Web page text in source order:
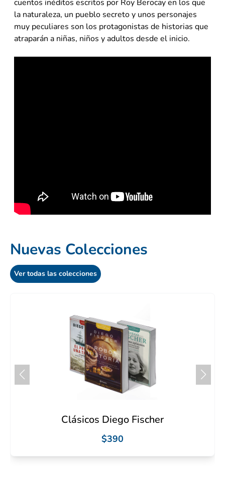
cuentos inéditos escritos por Roy Berocay en los que
la naturaleza, un pueblo secreto y unos personajes
muy peculiares son los protagonistas de historias que
atraparán a niñas, niños y adultos desde el inicio.
Nuevas Colecciones
Ver todas las colecciones
Clásicos Diego Fischer
$390